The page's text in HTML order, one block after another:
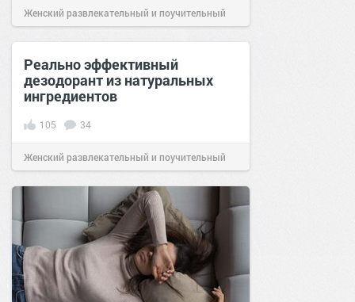
Женский развлекательный и поучительный
сайт.22:11 24 май 2026
Реально эффективный
дезодорант из натуральных
ингредиентов
105 34
Женский развлекательный и поучительный
сайт.10:3904 фев 2019